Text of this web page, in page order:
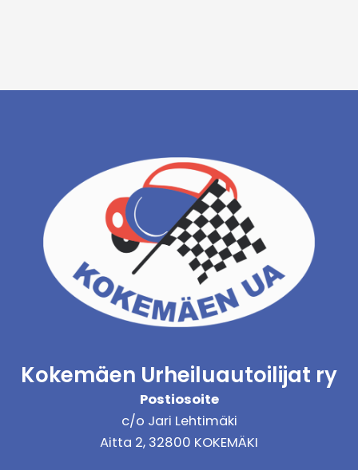
Kokemäen Urheiluautoilijat ry
Postiosoite
c/o Jari Lehtimäki
Aitta 2, 32800 KOKEMÄKI